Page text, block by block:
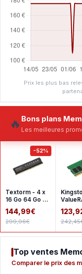
Prix les plus bas
🔥 Bons plans
Les meilleures
-52%
Textorm - 4 x
16 Go 64 Go -
DDR4 2666
MHz - CL19
144,99€
299,96€
DIMM
DDR4
MHz
Top ventes
Comparer le prix des